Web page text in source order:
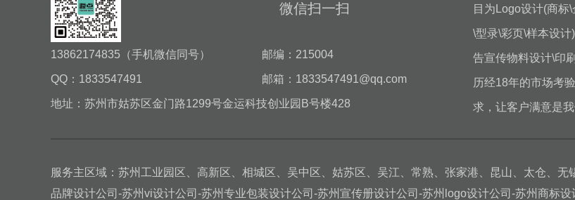
微信扫一扫
13862174835（手机微信同号） 邮编：215004
QQ：1833547491 邮箱：1833547491@qq.com
地址：苏州市姑苏区金门路1299号金运科技创业园B号楼428
目为Logo设计(商标
\型录\彩页\样本设
告宣传物料设计\印
历经18年的市场考
求，让客户满意是
服务主区域：苏州工业园区、高新区、相城区、吴中区、姑苏区、吴江、常熟、张家港、昆山、太仓、无
品牌设计公司-苏州vi设计公司-苏州专业包装设计公司-苏州宣传册设计公司-苏州logo设计公司-苏州商标